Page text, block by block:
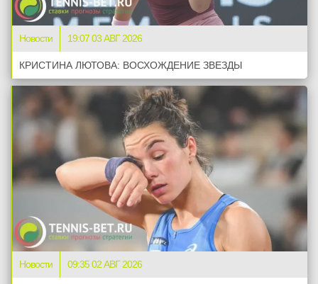
Новости 19:07 03 АВГ 2026
КРИСТИНА ЛЮТОВА: ВОСХОЖДЕНИЕ ЗВЕЗДЫ
Новости 09:35 02 АВГ 2026